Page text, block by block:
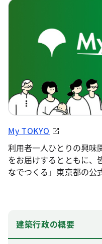
My TOKYO
利用者一人ひとりの興味
をお届けするとともに、
なでつくる」東京都の公
建築行政の概要